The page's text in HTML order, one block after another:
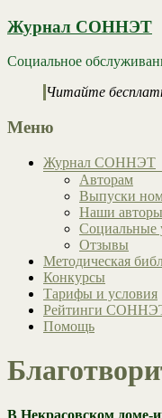
Журнал СОННЭТ
Социальное
Читайте
Меню
Журнал СОННЭТ
Авторам
Выпуски
Наши авторы
Социальные
Отзывы
Методическая
Конкурсы
Тарифы и условия
Рейтинги
Помощь
В Некрасовском доме-